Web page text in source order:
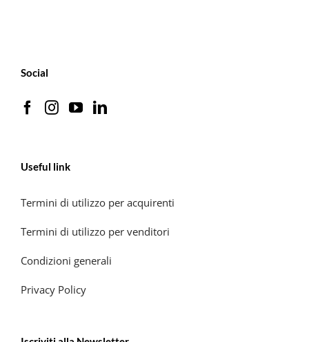
Social
Useful link
Termini di utilizzo per acquirenti
Termini di utilizzo per venditori
Condizioni generali
Privacy Policy